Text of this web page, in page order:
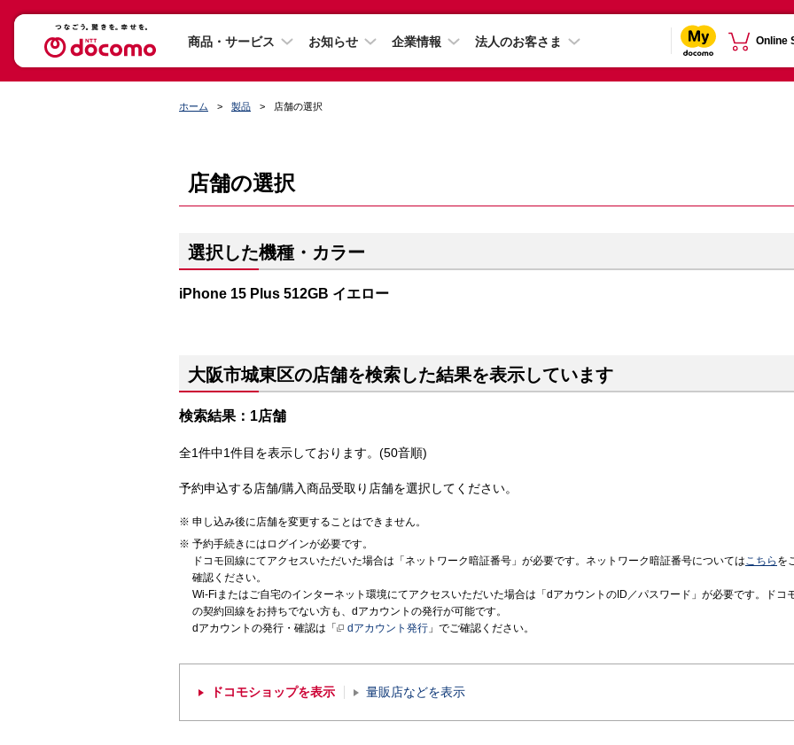
商品・サービス お知らせ 企業情報 法人のお客さま Online
ホーム 製品 店舗の選択
店舗の選択
選択した機種・カラー
iPhone 15 Plus 512GB イエロー
大阪市城東区の店舗を検索した結果を表示しています
検索結果：1店舗
全1件中1件目を表示しております。(50音順)
予約申込する店舗/購入商品受取り店舗を選択してください。
申し込み後に店舗を変更することはできません。
予約手続きにはログインが必要です。
ドコモ回線にてアクセスいただいた場合は「ネットワーク暗証番号」が必要です。ネットワーク暗証番号についてはこちら を
確認ください。
Wi-Fiまたはご自宅のインターネット環境にてアクセスいただいた場合は「dアカウントのID／パスワード」が必要です。ドコ
の契約回線をお持ちでない方も、dアカウントの発行が可能です。
dアカウントの発行・確認は「
dアカウント発行 」でご確認ください。
ドコモショップを表示 量販店などを表示